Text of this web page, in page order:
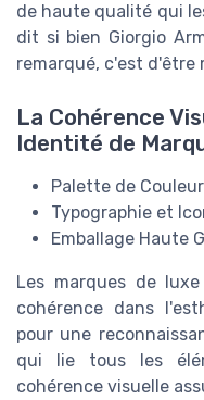
de haute qualité qui
dit si bien Giorgio
remarqué, c'est d'être
La Cohérence
Identité de
Palette de
Typographie et
Emballage Haute
Les marques de
cohérence dans
pour une
qui lie tous les
cohérence visuelle